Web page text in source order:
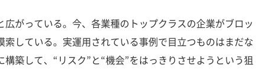
がっている。今、各業種のトップクラスの企業がブロッ
している。実運用されている事例で目立つものはまだな
築して、“リスク”と“機会”をはっきりさせようという狙